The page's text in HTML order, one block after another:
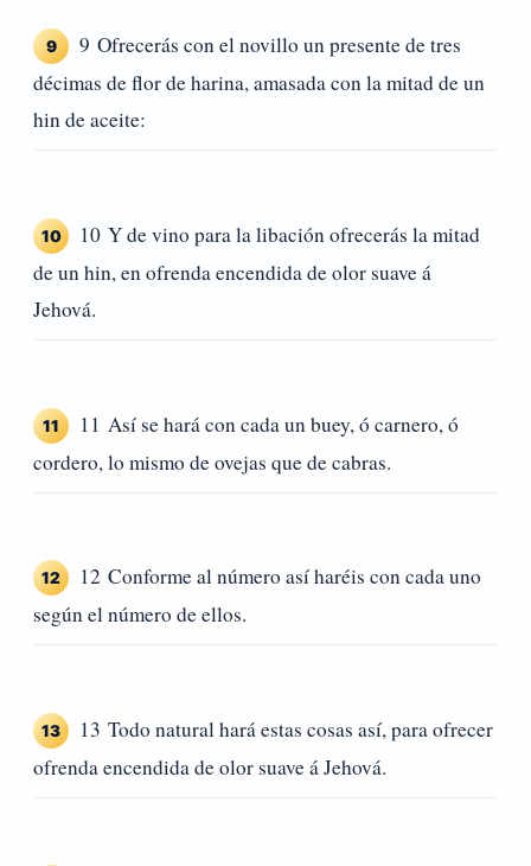
9
9 Ofrecerás con el novillo un presente de tres
décimas de flor de harina, amasada con la mitad de un
hin de aceite:
10
10 Y de vino para la libación ofrecerás la mitad
de un hin, en ofrenda encendida de olor suave á
Jehová.
11
11 Así se hará con cada un buey, ó carnero, ó
cordero, lo mismo de ovejas que de cabras.
12
12 Conforme al número así haréis con cada uno
según el número de ellos.
13
13 Todo natural hará estas cosas así, para ofrecer
ofrenda encendida de olor suave á Jehová.